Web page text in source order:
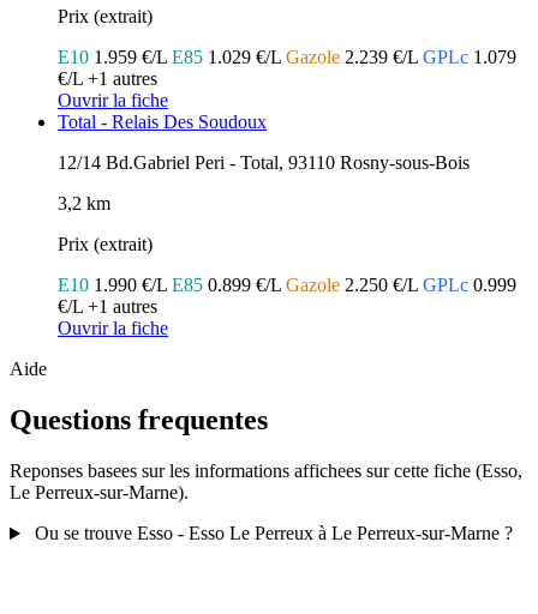
Prix (extrait)
E10 1.959 €/L E85 1.029 €/L Gazole 2.239 €/L GPLc 1.079
€/L +1 autres
Ouvrir la fiche
Total - Relais Des Soudoux
12/14 Bd.Gabriel Peri - Total, 93110 Rosny-sous-Bois
3,2 km
Prix (extrait)
E10 1.990 €/L E85 0.899 €/L Gazole 2.250 €/L GPLc 0.999
€/L +1 autres
Ouvrir la fiche
Aide
Questions frequentes
Reponses basees sur les informations affichees sur cette fiche (Esso,
Le Perreux-sur-Marne).
Ou se trouve Esso - Esso Le Perreux à Le Perreux-sur-Marne ?